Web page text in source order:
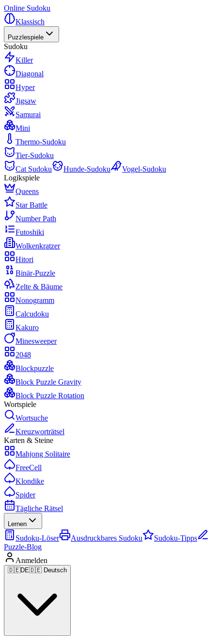
Online Sudoku
Klassisch
Puzzlespiele
Sudoku
Killer
Diagonal
Hyper
Jigsaw
Samurai
Mini
Thermo-Sudoku
Tier-Sudoku
Cat Sudoku
Hunde-Sudoku
Vogel-Sudoku
Logikspiele
Queens
Star Battle
Number Path
Futoshiki
Wolkenkratzer
Hitori
Binär-Puzzle
Zelte & Bäume
Nonogramm
Calcudoku
Kakuro
Minesweeper
2048
Blockpuzzle
Block Puzzle Gravity
Block Puzzle Rotation
Wortspiele
Wortsuche
Kreuzworträtsel
Karten & Steine
Mahjong Solitaire
FreeCell
Klondike
Spider
Tägliche Rätsel
Lernen
Sudoku-Löser Ausdruckbares Sudoku
Sudoku-Tipps
Puzzle-Blog
Anmelden
🇩🇪DE🇩🇪 Deutsch